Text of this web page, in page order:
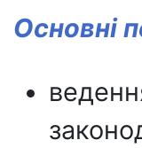
Основні